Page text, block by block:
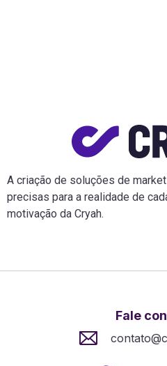
A criação de soluções de
precisas para a realidade de
motivação da Cryah.
Fale